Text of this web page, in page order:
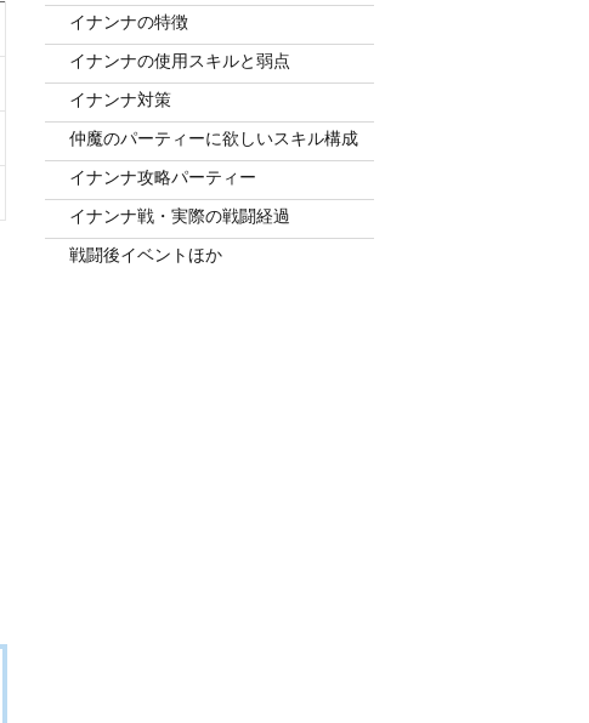
イナンナの特徴
イナンナの使用スキルと弱点
イナンナ対策
仲魔のパーティーに欲しいスキル構成
イナンナ攻略パーティー
イナンナ戦・実際の戦闘経過
戦闘後イベントほか